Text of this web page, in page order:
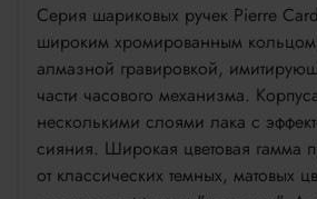
Серия шариковых ручек Pierre
широким хромированным
алмазной гравировкой,
части часового механизма.
несколькими слоями лака с
сияния. Широкая цветовая гамма
от классических темных, матовых